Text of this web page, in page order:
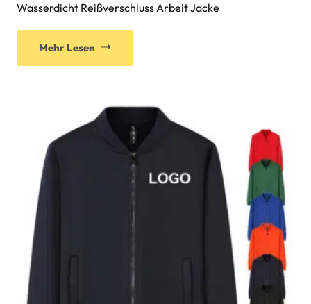
Wasserdicht Reißverschluss Arbeit Jacke
Mehr Lesen